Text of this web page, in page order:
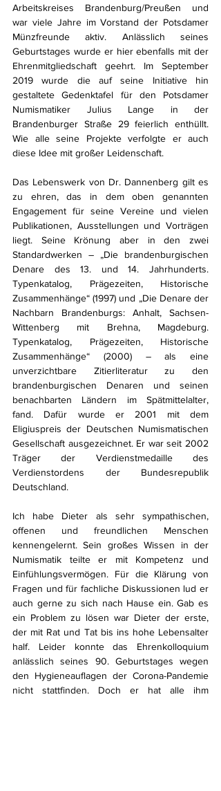
Arbeitskreises Brandenburg/Preußen und
war viele Jahre im Vorstand der Potsdamer
Münzfreunde aktiv. Anlässlich seines
Geburtstages wurde er hier ebenfalls mit der
Ehrenmitgliedschaft geehrt. Im September
2019 wurde die auf seine Initiative hin
gestaltete Gedenktafel für den Potsdamer
Numismatiker Julius Lange in der
Brandenburger Straße 29 feierlich enthüllt.
Wie alle seine Projekte verfolgte er auch
diese Idee mit großer Leidenschaft.
Das Lebenswerk von Dr. Dannenberg gilt es
zu ehren, das in dem oben genannten
Engagement für seine Vereine und vielen
Publikationen, Ausstellungen und Vorträgen
liegt. Seine Krönung aber in den zwei
Standardwerken – „Die brandenburgischen
Denare des 13. und 14. Jahrhunderts.
Typenkatalog, Prägezeiten, Historische
Zusammenhänge“ (1997) und „Die Denare der
Nachbarn Brandenburgs: Anhalt, Sachsen-
Wittenberg mit Brehna, Magdeburg.
Typenkatalog, Prägezeiten, Historische
Zusammenhänge“ (2000) – als eine
unverzichtbare Zitierliteratur zu den
brandenburgischen Denaren und seinen
benachbarten Ländern im Spätmittelalter,
fand. Dafür wurde er 2001 mit dem
Eligiuspreis der Deutschen Numismatischen
Gesellschaft ausgezeichnet. Er war seit 2002
Träger der Verdienstmedaille des
Verdienstordens der Bundesrepublik
Deutschland.
Ich habe Dieter als sehr sympathischen,
offenen und freundlichen Menschen
kennengelernt. Sein großes Wissen in der
Numismatik teilte er mit Kompetenz und
Einfühlungsvermögen. Für die Klärung von
Fragen und für fachliche Diskussionen lud er
auch gerne zu sich nach Hause ein. Gab es
ein Problem zu lösen war Dieter der erste,
der mit Rat und Tat bis ins hohe Lebensalter
half. Leider konnte das Ehrenkolloquium
anlässlich seines 90. Geburtstages wegen
den Hygieneauflagen der Corona-Pandemie
nicht stattfinden. Doch er hat alle ihm